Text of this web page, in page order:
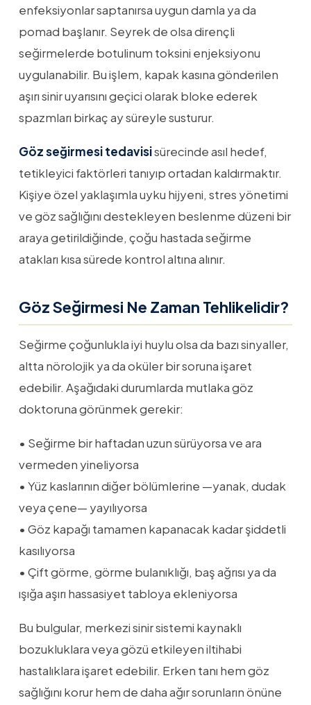
enfeksiyonlar saptanırsa uygun damla ya da
pomad başlanır. Seyrek de olsa dirençli
seğirmelerde botulinum toksini enjeksiyonu
uygulanabilir. Bu işlem, kapak kasına gönderilen
aşırı sinir uyarısını geçici olarak bloke ederek
spazmları birkaç ay süreyle susturur.
Göz seğirmesi tedavisisürecinde asıl hedef,
tetikleyici faktörleri tanıyıp ortadan kaldırmaktır.
Kişiye özel yaklaşımla uyku hijyeni, stres yönetimi
ve göz sağlığını destekleyen beslenme düzeni bir
araya getirildiğinde, çoğu hastada seğirme
atakları kısa sürede kontrol altına alınır.
Göz Seğirmesi Ne Zaman Tehlikelidir?
Seğirme çoğunlukla iyi huylu olsa da bazı sinyaller,
altta nörolojik ya da oküler bir soruna işaret
edebilir. Aşağıdaki durumlarda mutlaka göz
doktoruna görünmek gerekir:
• Seğirme bir haftadan uzun sürüyorsa ve ara
vermeden yineliyorsa
• Yüz kaslarının diğer bölümlerine —yanak, dudak
veya çene— yayılıyorsa
• Göz kapağı tamamen kapanacak kadar şiddetli
kasılıyorsa
• Çift görme, görme bulanıklığı, baş ağrısı ya da
ışığa aşırı hassasiyet tabloya ekleniyorsa
Bu bulgular, merkezi sinir sistemi kaynaklı
bozukluklara veya gözü etkileyen iltihabi
hastalıklara işaret edebilir. Erken tanı hem göz
sağlığını korur hem de daha ağır sorunların önüne